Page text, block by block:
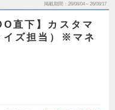
掲載期間 26/08/04～26/08/17
直下】カスタマ
イズ担当）※マネ